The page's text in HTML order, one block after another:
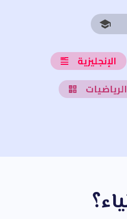
الإنجليزية
الرياضيات